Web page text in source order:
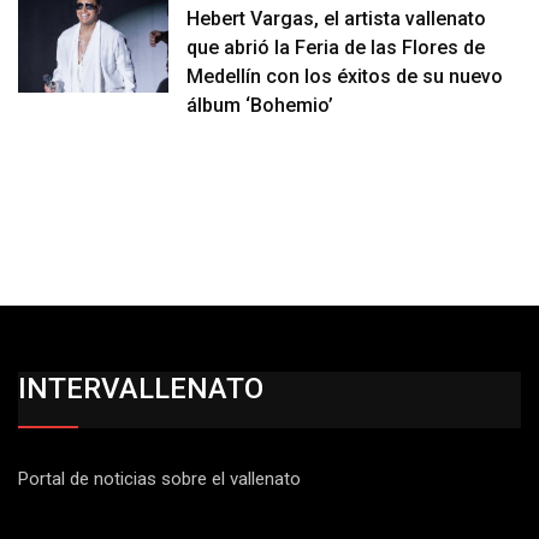
Hebert Vargas, el artista vallenato
que abrió la Feria de las Flores de
Medellín con los éxitos de su nuevo
álbum ‘Bohemio’
INTERVALLENATO
Portal de noticias sobre el vallenato